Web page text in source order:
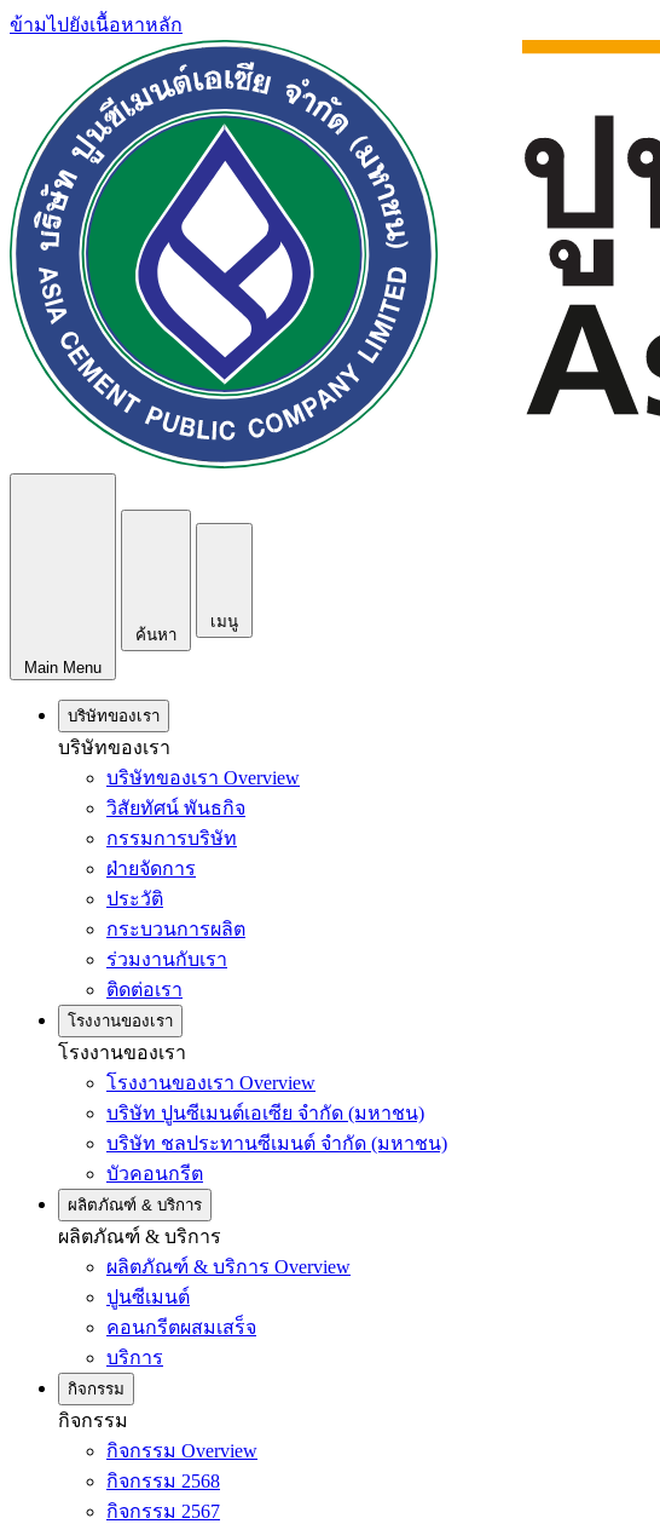
ข้ามไปยังเนื้อหาหลัก
Main Menu
ค้นหา
เมนู
บริษัทของเรา
บริษัทของเรา
บริษัทของเรา Overview
วิสัยทัศน์ พันธกิจ
กรรมการบริษัท
ฝ่ายจัดการ
ประวัติ
กระบวนการผลิต
ร่วมงานกับเรา
ติดต่อเรา
โรงงานของเรา
โรงงานของเรา
โรงงานของเรา Overview
บริษัท ปูนซีเมนต์เอเซีย จำกัด (มหาชน)
บริษัท ชลประทานซีเมนต์ จำกัด (มหาชน)
บัวคอนกรีต
ผลิตภัณฑ์ & บริการ
ผลิตภัณฑ์ & บริการ
ผลิตภัณฑ์ & บริการ Overview
ปูนซีเมนต์
คอนกรีตผสมเสร็จ
บริการ
กิจกรรม
กิจกรรม
กิจกรรม Overview
กิจกรรม 2568
กิจกรรม 2567